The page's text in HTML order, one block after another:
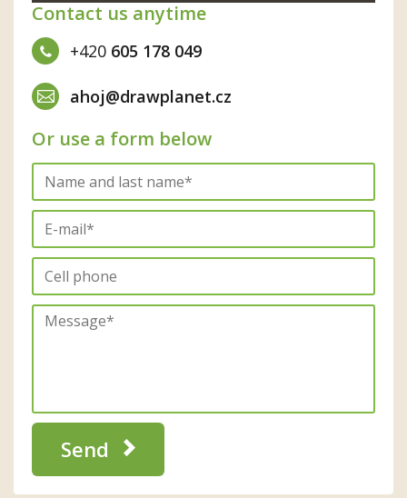
Contact us anytime
+420 605 178 049
ahoj@drawplanet.cz
Or use a form below
Send